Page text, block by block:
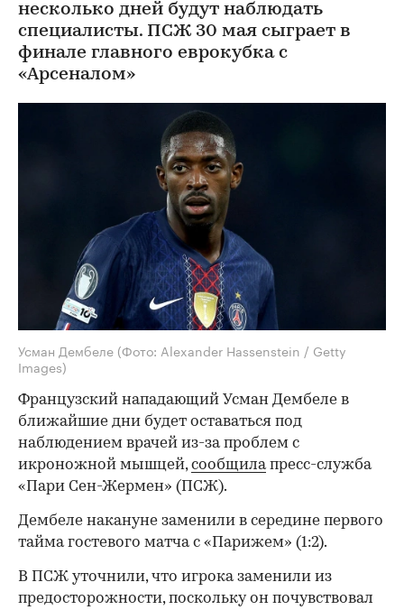
несколько дней будут наблюдать
специалисты. ПСЖ 30 мая сыграет в
финале главного еврокубка с
«Арсеналом»
Усман Дембеле (Фото: Alexander Hassenstein / Getty
Images)
Французский нападающий Усман Дембеле в
ближайшие дни будет оставаться под
наблюдением врачей из-за проблем с
икроножной мышцей,сообщилапресс-служба
«Пари Сен-Жермен» (ПСЖ).
Дембеле накануне заменили в середине первого
тайма гостевого матча с «Парижем» (1:2).
В ПСЖ уточнили, что игрока заменили из
предосторожности, поскольку он почувствовал